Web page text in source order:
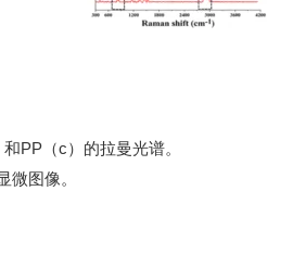
和PP （c）的拉曼光谱。
微图像。